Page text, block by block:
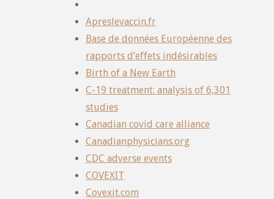
Apreslevaccin.fr
Base de données Européenne des
rapports d’effets indésirables
Birth of a New Earth
C-19 treatment: analysis of 6,301
studies
Canadian covid care alliance
Canadianphysicians.org
CDC adverse events
COVEXIT
Covexit.com